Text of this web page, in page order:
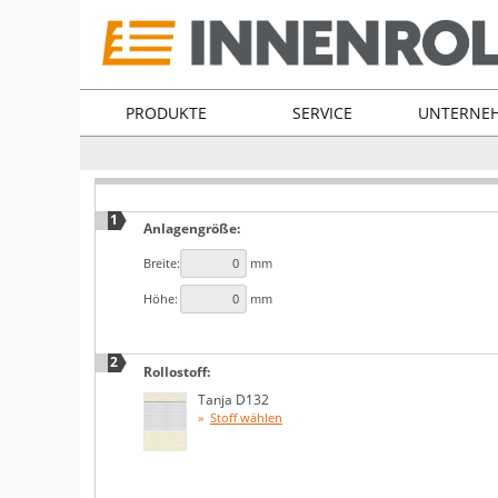
PRODUKTE SERVICE
1 Anlagengröße:
Breite: mm
Höhe: mm
2
Rollostoff:
Tanja D132
Stoff wählen